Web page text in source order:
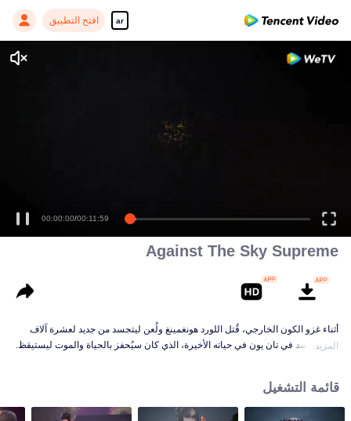
ar افتح التطبيق
00:00:00/00:11:59
Against The Sky Supreme
أثناء غزو الكون الخارجي، قُتل اللورد هونغمينغ ولُعن ليتجسد من جديد لعشرة آلاف
حياة. تجسد في تان يون في حياته الأخيرة، الذي كان سيُحفز بالحياة والموت ليستيقظ.
تان يون لموت عائلته ووحد القارة بأكملها.
المزيد
قائمة التشغيل